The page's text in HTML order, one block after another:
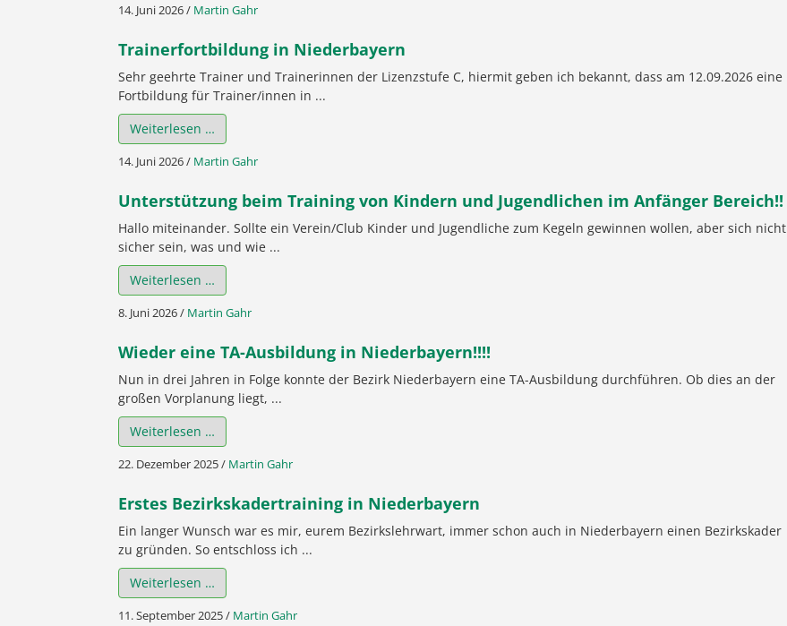
14. Juni 2026/ Martin Gahr
Trainerfortbildung in Niederbayern
Sehr geehrte Trainer und Trainerinnen der Lizenzstufe C, hiermit geben ich bekannt, dass am 12.09.2026 eine
Fortbildung für Trainer/innen in ...
Weiterlesen …
14. Juni 2026/ Martin Gahr
Unterstützung beim Training von Kindern und Jugendlichen im Anfänger Bereich!!
Hallo miteinander. Sollte ein Verein/Club Kinder und Jugendliche zum Kegeln gewinnen wollen, aber sich nicht
sicher sein, was und wie ...
Weiterlesen …
8. Juni 2026/ Martin Gahr
Wieder eine TA-Ausbildung in Niederbayern!!!!
Nun in drei Jahren in Folge konnte der Bezirk Niederbayern eine TA-Ausbildung durchführen. Ob dies an der
großen Vorplanung liegt, ...
Weiterlesen …
22. Dezember 2025/ Martin Gahr
Erstes Bezirkskadertraining in Niederbayern
Ein langer Wunsch war es mir, eurem Bezirkslehrwart, immer schon auch in Niederbayern einen Bezirkskader
zu gründen. So entschloss ich ...
Weiterlesen …
11. September 2025/ Martin Gahr